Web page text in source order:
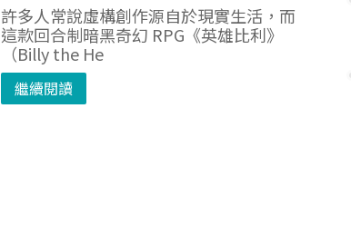
許多人常說虛構創作源自於現實生活，而
這款回合制暗黑奇幻 RPG《英雄比利》
（Billy the He
繼續閱讀